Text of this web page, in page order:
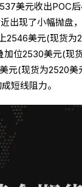
美元收出POC
出现了小幅抛盘
2546美元(现货为
位2530美元(现
元(现货为2520
短线阻力。